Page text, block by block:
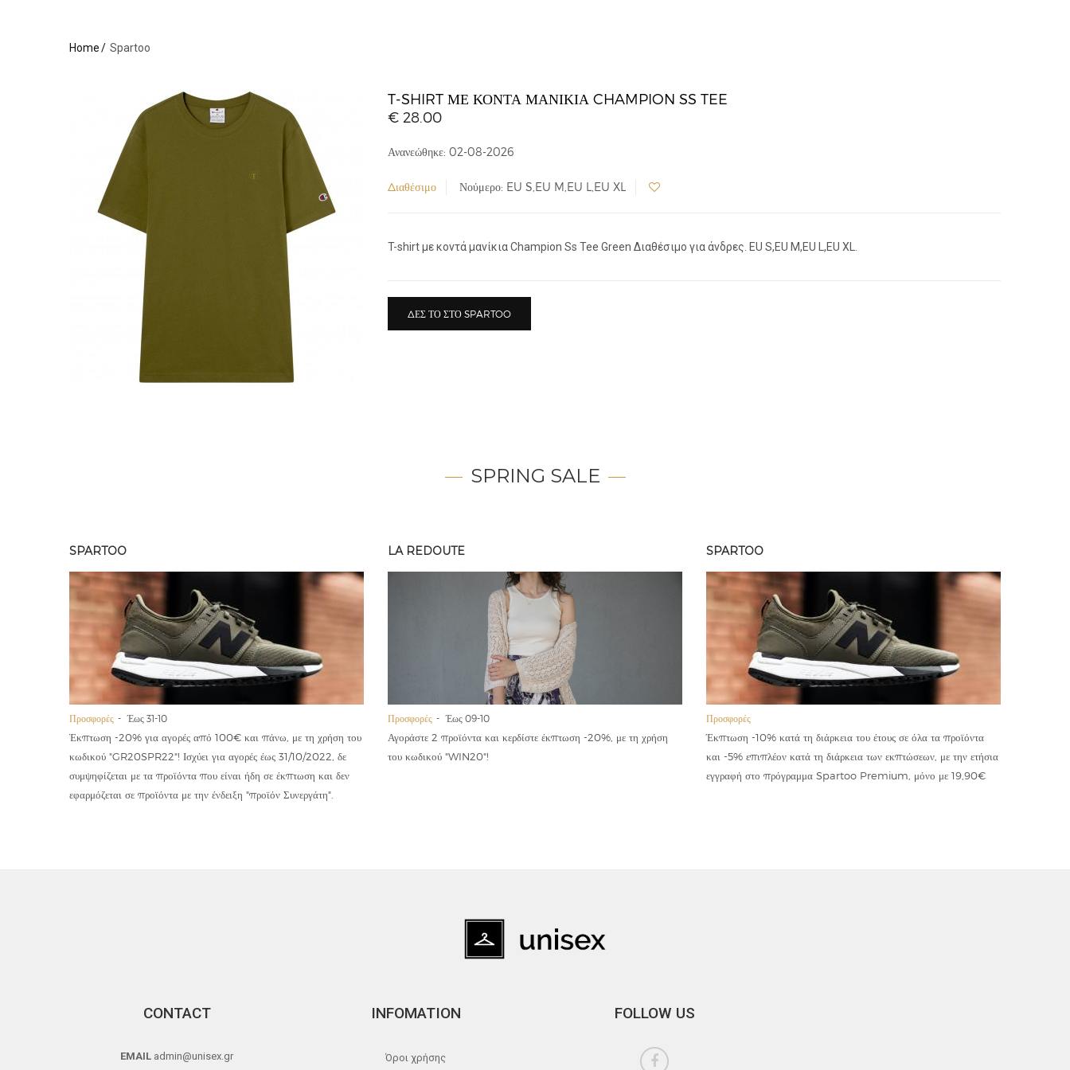
Home Spartoo
T-SHIRT ΜΕ ΚΟΝΤΆ ΜΑΝΊΚΙΑ CHAMPION SS TEE
€ 28.00
Ανανεώθηκε: 02-08-2026
Διαθέσιμο Νούμερο: EU S,EU M,EU L,EU XL
T-shirt με κοντά μανίκια Champion Ss Tee Green Διαθέσιμο για άνδρες. EU S,EU M,EU L,EU XL.
ΔΕΣ ΤΟ ΣΤΟ SPARTOO
SPRING SALE
SPARTOO
Προσφορές Έως 31-10
Έκπτωση -20% για αγορές από 100€ και πάνω, με τη χρήση του
κωδικού "GR20SPR22"! Ισχύει για αγορές έως 31/10/2022, δε
συμψηφίζεται με τα προϊόντα που είναι ήδη σε έκπτωση και δεν
εφαρμόζεται σε προϊόντα με την ένδειξη "προϊόν Συνεργάτη".
LA REDOUTE
Προσφορές Έως 09-10
Αγοράστε 2 προϊόντα και κερδίστε έκπτωση -20%, με τη χρήση
του κωδικού "WIN20"!
SPARTOO
Προσφορές
Έκπτωση -10% κατά τη διάρκεια του έτους σε όλα τα προϊόντα
και -5% επιπλέον κατά τη διάρκεια των εκπτώσεων, με την ετήσια
εγγραφή στο πρόγραμμα Spartoo Premium, μόνο με 19,90€
CONTACT
EMAIL admin@unisex.gr
INFOMATION
Όροι χρήσης
FOLLOW US